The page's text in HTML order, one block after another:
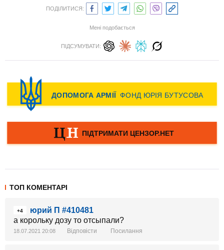
ПОДІЛИТИСЯ:
Мені подобається
ПІДСУМУВАТИ:
ТОП КОМЕНТАРІ
+4
юрий П #410481
а корольку дозу то отсыпали?
18.07.2021 20:08 Відповісти Посилання